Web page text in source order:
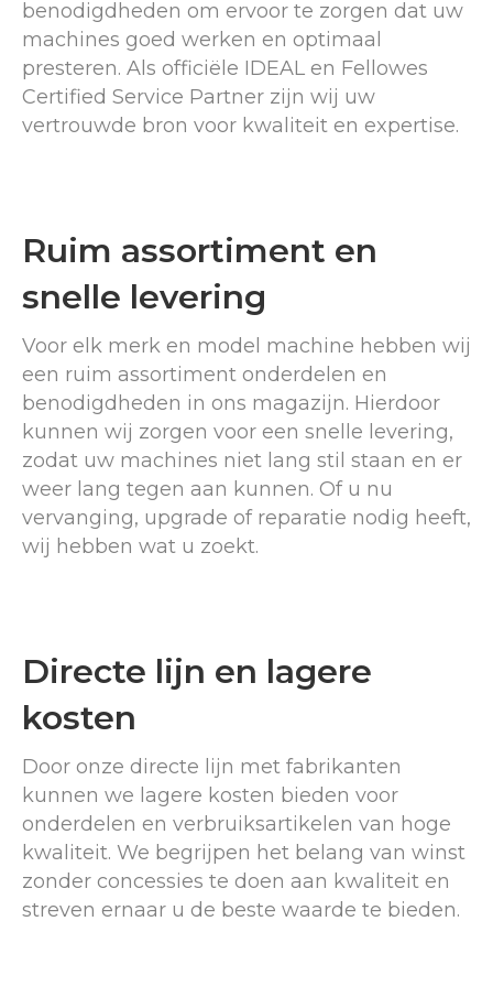
benodigdheden om ervoor te zorgen dat uw
machines goed werken en optimaal
presteren. Als officiële IDEAL en Fellowes
Certified Service Partner zijn wij uw
vertrouwde bron voor kwaliteit en expertise.
Ruim assortiment en
snelle levering
Voor elk merk en model machine hebben wij
een ruim assortiment onderdelen en
benodigdheden in ons magazijn. Hierdoor
kunnen wij zorgen voor een snelle levering,
zodat uw machines niet lang stil staan en er
weer lang tegen aan kunnen. Of u nu
vervanging, upgrade of reparatie nodig heeft,
wij hebben wat u zoekt.
Directe lijn en lagere
kosten
Door onze directe lijn met fabrikanten
kunnen we lagere kosten bieden voor
onderdelen en verbruiksartikelen van hoge
kwaliteit. We begrijpen het belang van winst
zonder concessies te doen aan kwaliteit en
streven ernaar u de beste waarde te bieden.